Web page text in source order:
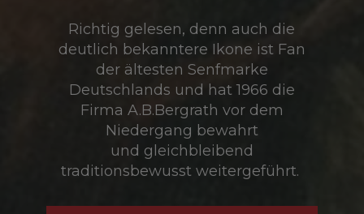
Richtig gelesen, denn auch die
deutlich bekanntere Ikone ist Fan
der ältesten Senfmarke
Deutschlands und hat 1966 die
Firma A.B.Bergrath vor dem
Niedergang bewahrt
und gleichbleibend
traditionsbewusst weitergeführt.